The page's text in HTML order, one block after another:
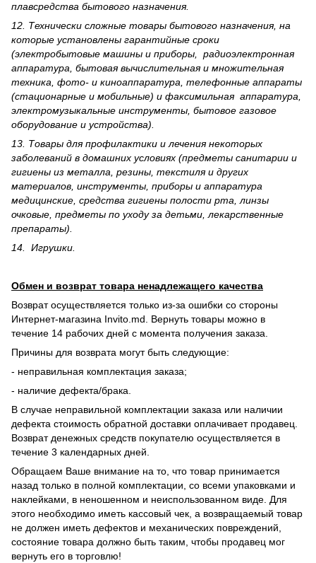
плавсредства бытового назначения.
12. Технически сложные товары бытового назна­чения, на
которые установлены гарантийные сроки
(электробытовые машины и приборы, радиоэлектронная
аппаратура, бытовая вычислительная и множительная
техника, фото- и киноаппаратура, телефонные аппараты
(стационарные и мобильные) и факсимильная аппаратура,
электрому­зыкальные инструменты, бытовое газовое
оборудование и устройства).
13. Товары для профилактики и лечения некоторых
заболеваний в домашних условиях (предметы санитарии и
гигиены из металла, резины, текстиля и других
материалов, инструменты, приборы и аппаратура
медицинские, средства гигиены полости рта, линзы
очковые, предметы по уходу за детьми, лекарственные
препараты).
14. Игрушки.
Обмен и возврат товара ненадлежащего качества
Возврат осуществляется только из-за ошибки со стороны
Интернет-магазина Invito.md. Вернуть товары можно в
течение 14 рабочих дней с момента получения заказа.
Причины для возврата могут быть следующие:
- неправильная комплектация заказа;
- наличие дефекта/брака.
В случае неправильной комплектации заказа или наличии
дефекта стоимость обратной доставки оплачивает продавец.
Возврат денежных средств покупателю осуществляется в
течение 3 календарных дней.
Обращаем Ваше внимание на то, что товар принимается
назад только в полной комплектации, со всеми упаковками и
наклейками, в неношенном и неиспользованном виде. Для
этого необходимо иметь кассовый чек, а возвращаемый товар
не должен иметь дефектов и механических повреждений,
состояние товара должно быть таким, чтобы продавец мог
вернуть его в торговлю!